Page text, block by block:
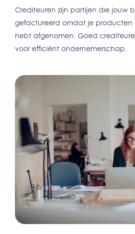
Crediteuren zijn partijen die jouw
gefactureerd omdat je producten
hebt afgenomen. Goed
voor efficiënt ondernemerschap.